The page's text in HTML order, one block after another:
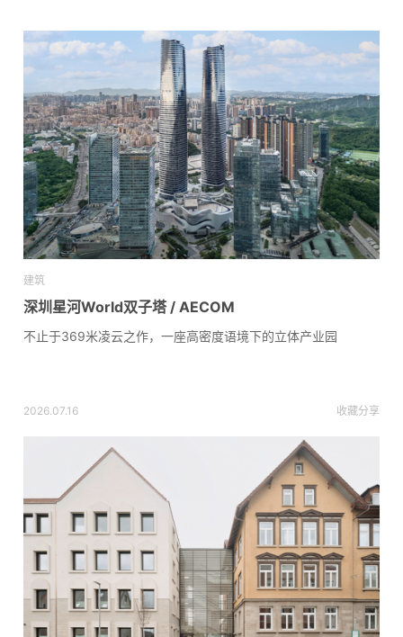
建筑
深圳星河World双子塔 / AECOM
不止于369米凌云之作，一座高密度语境下的立体产业园
2026.07.16 收藏分享